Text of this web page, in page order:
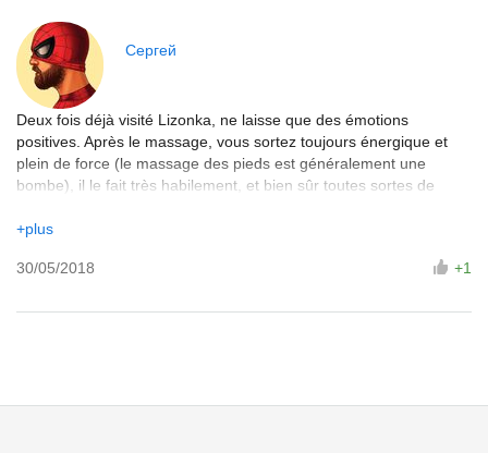
Сергей
Deux fois déjà visité Lizonka, ne laisse que des émotions
positives. Après le massage, vous sortez toujours énergique et
plein de force (le massage des pieds est généralement une
bombe), il le fait très habilement, et bien sûr toutes sortes de
recommande
+plus
+1
30/05/2018